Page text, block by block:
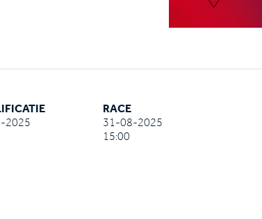
2025
RACE
31-08-2025
15:00